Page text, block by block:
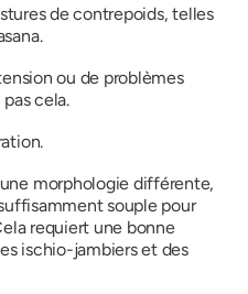
de contrepoids, telles
.
ou de problèmes
cela.
morphologie différente,
souple pour
requiert une bonne
ischio-jambiers et des